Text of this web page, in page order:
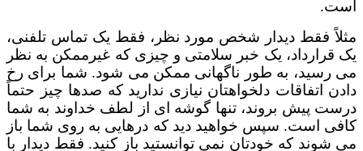
است.
مثلاً فقط دیدار شخص مورد نظر، فقط یک تماس تلفنی،
یک قرارداد، یک خبر سلامتی و چیزی که غیرممکن به نظر
می رسید، به طور ناگهانی ممکن می شود. شما برای رخ
دادن اتفاقات دلخواهتان نیازی ندارید که صدها چیز حتماً
درست پیش بروند، تنها گوشه ‌ای از لطف خداوند به شما
کافی است. سپس خواهید دید که درهایی به روی شما باز
می شوند که خودتان نمی ‌توانستید باز کنید. فقط دیدار با